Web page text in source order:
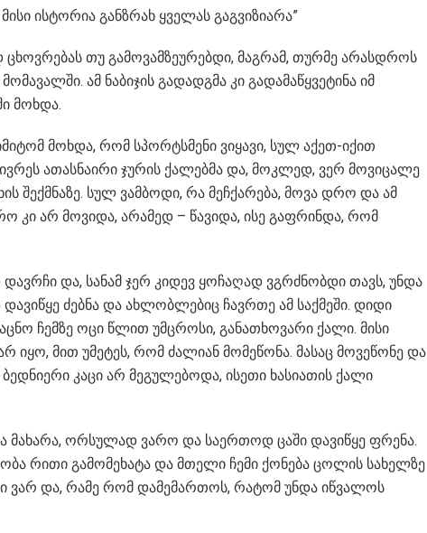
ისტორია განზრახ ყველას გაგვიზიარა”
თუ გამოვამზეურებდი, მაგრამ, თურმე არასდროს
ამ ნაბიჯის გადადგმა კი გადამაწყვეტინა იმ
მოხდა.
მოხდა, რომ სპორტსმენი ვიყავი, სულ აქეთ-იქით
ათასნაირი ჯურის ქალებმა და, მოკლედ, ვერ მოვიცალე
შექმნაზე. სულ ვამბოდი, რა მეჩქარება, მოვა დრო და ამ
კი არ მოვიდა, არამედ – წავიდა, ისე გაფრინდა, რომ
და, სანამ ჯერ კიდევ ყოჩაღად ვგრძნობდი თავს, უნდა
ძებნა და ახლობლებიც ჩავრთე ამ საქმეში. დიდი
ჩემზე ოცი წლით უმცროსი, განათხოვარი ქალი. მისი
იყო, მით უმეტეს, რომ ძალიან მომეწონა. მასაც მოვეწონე და
კაცი არ მეგულებოდა, ისეთი ხასიათის ქალი
მახარა, ორსულად ვარო და საერთოდ ცაში დავიწყე ფრენა.
რითი გამომეხატა და მთელი ჩემი ქონება ცოლის სახელზე
ვარ და, რამე რომ დამემართოს, რატომ უნდა იწვალოს